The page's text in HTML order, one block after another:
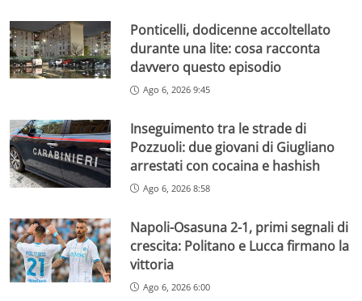
Ponticelli, dodicenne accoltellato
durante una lite: cosa racconta
davvero questo episodio
Ago 6, 2026 9:45
Inseguimento tra le strade di
Pozzuoli: due giovani di Giugliano
arrestati con cocaina e hashish
Ago 6, 2026 8:58
Napoli-Osasuna 2-1, primi segnali di
crescita: Politano e Lucca firmano la
vittoria
Ago 6, 2026 6:00